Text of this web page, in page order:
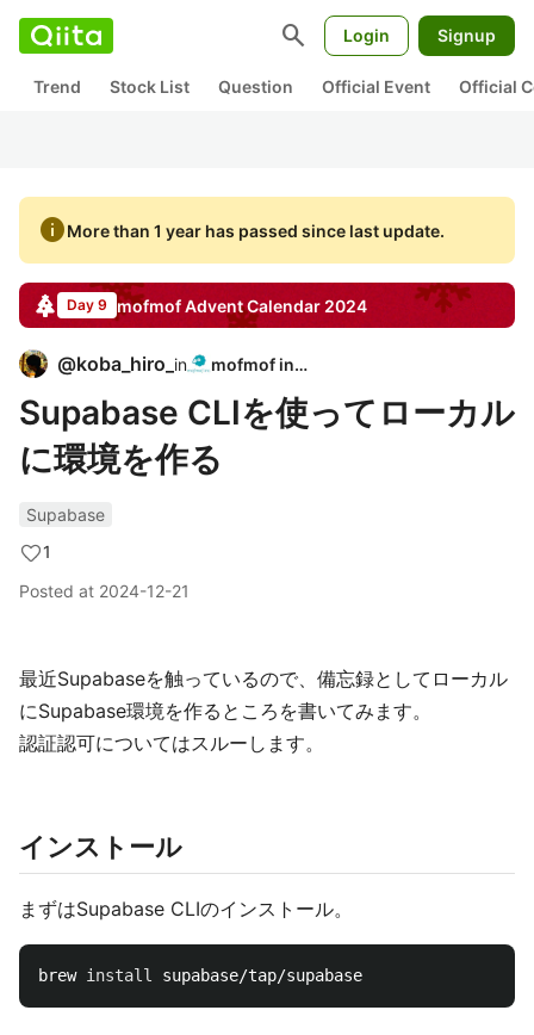
search Login Signup
Trend Stock List Question Official Event Official
infoMore than 1 year has passed since last update.
Day 9 mofmofAdvent Calendar 2024
@koba_hiro_ in mofmof inc.
Supabase CLIを使ってローカル
に環境を作る
Supabase
1
Posted at 2024-12-21
最近Supabaseを触っているので、備忘録としてローカル
にSupabase環境を作るところを書いてみます。
認証認可についてはスルーします。
インストール
まずはSupabase CLIのインストール。
brew install